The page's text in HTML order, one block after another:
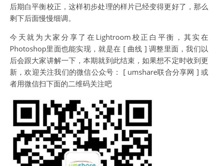
后期白平衡校正，这样初步处理的样片已经变得更好了，那么
剩下后面慢慢细调。
今天就为大家分享了在Lightroom校正白平衡，其实在
Photoshop里面也能实现，就是在 [ 曲线 ] 调整里面，我们以
后会跟大家讲解一下，本期就到此结束，如果想不定时收到更
新，欢迎关注我们的微信公众号： [ umshare联合分享网 ] 或
者用微信扫下面的二维码关注吧